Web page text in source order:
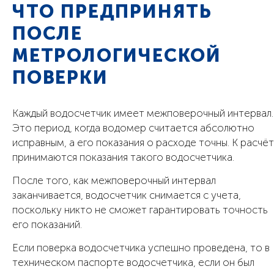
ЧТО ПРЕДПРИНЯТЬ
ПОСЛЕ
МЕТРОЛОГИЧЕСКОЙ
ПОВЕРКИ
Каждый водосчетчик имеет межповерочный интервал.
Это период, когда водомер считается абсолютно
исправным, а его показания о расходе точны. К
принимаются показания такого водосчетчика.
После того, как межповерочный интервал
заканчивается, водосчетчик снимается с учета,
поскольку никто не сможет гарантировать точность
его показаний.
Если поверка водосчетчика успешно проведена, то в
техническом паспорте водосчетчика, если он был